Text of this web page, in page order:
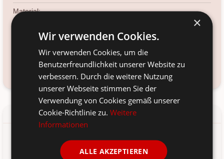
Material:
Polyresin
Voraussichtliche Lieferung:
-14. Aug 2026
Frage zum Produkt?Kundenservice kontaktieren
Produkt-/Sicherheitshinweise
Wichteltür-Set mit Leiter und Zubehör. Ideal für die
Weihnachtszeit - von Det Gample Apotek aus Dänemark.
×
Wir verwenden Cookies.
Wir verwenden Cookies, um die
Benutzerfreundlichkeit unserer Website zu
verbessern. Durch die weitere Nutzung
unserer Webseite stimmen Sie der
Verwendung von Cookies gemäß unserer
Cookie-Richtlinie zu.Weitere
Informationen
ALLE AKZEPTIEREN